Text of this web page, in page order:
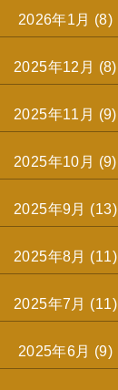
2026年1月 (8)
2025年12月 (8)
2025年11月 (9)
2025年10月 (9)
2025年9月 (13)
2025年8月 (11)
2025年7月 (11)
2025年6月 (9)